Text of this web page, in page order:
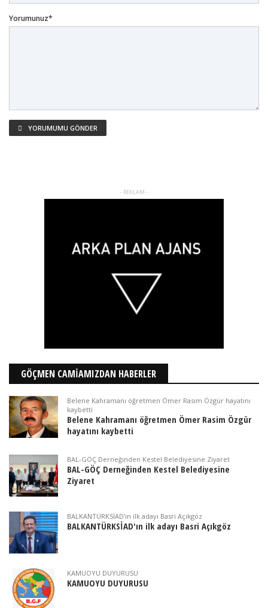
Yorumunuz*
YORUMUMU GÖNDER
- REKLAM -
GÖÇMEN CAMİAMIZDAN HABERLER
Belene Kahramanı öğretmen Ömer Rasim Özgür hayatını
kaybetti
Belene Kahramanı öğretmen Ömer Rasim Özgür
hayatını kaybetti
BAL-GÖÇ Derneğinden Kestel Belediyesine Ziyaret
BAL-GÖÇ Derneğinden Kestel Belediyesine
Ziyaret
BALKANTÜRKSİAD'ın ilk adayı Basri Açıkgöz
BALKANTÜRKSİAD'ın ilk adayı Basri Açıkgöz
KAMUOYU DUYURUSU
KAMUOYU DUYURUSU